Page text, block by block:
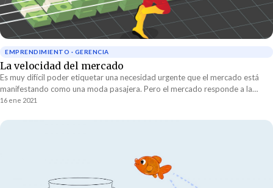
EMPRENDIMIENTO · GERENCIA
La velocidad del mercado
Es muy difícil poder etiquetar una necesidad urgente que el mercado está
manifestando como una moda pasajera. Pero el mercado responde a la
condiciones que se están dando en un momento dado y en este preciso
16 ene 2021